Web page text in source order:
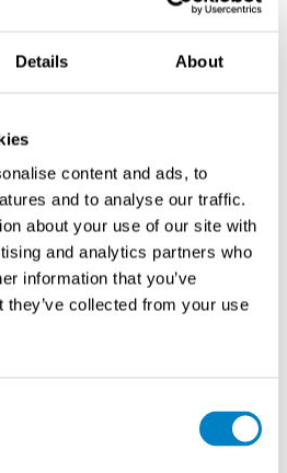
Details About
content and ads, to
and to analyse our traffic.
about your use of our site with
and analytics partners who
information that you’ve
they’ve collected from your use
raudan sisältävien
havaitsemiseen ilman UV-
pimentämistä.
tarkastuksen aikana joko
sitä pullosta
kytkettynä. Materiaaleilla, joilla
jäännösmagnetismi, indikaatiot
katkaisun jälkeen.
indikaatiot myös kiiltävillä
optimaalisen